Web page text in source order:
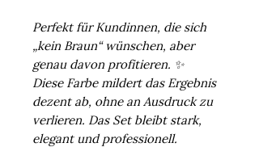
Perfekt für Kundinnen, die sich
„kein Braun“ wünschen, aber
genau davon profitieren. ✨
Diese Farbe mildert das Ergebnis
dezent ab, ohne an Ausdruck zu
verlieren. Das Set bleibt stark,
elegant und professionell.